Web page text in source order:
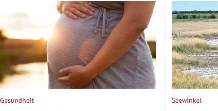
Gesundheit Seewinkel